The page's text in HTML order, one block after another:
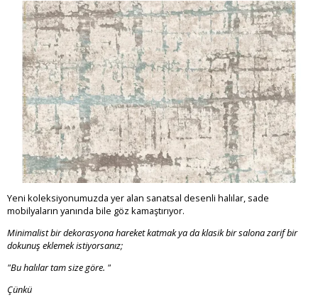
Yeni koleksiyonumuzda yer alan sanatsal desenli halılar, sade
mobilyaların yanında bile göz kamaştırıyor.
Minimalist bir dekorasyona hareket katmak ya da klasik bir salona zarif bir
dokunuş eklemek istiyorsanız;
"Bu halılar tam size göre. "
Çünkü